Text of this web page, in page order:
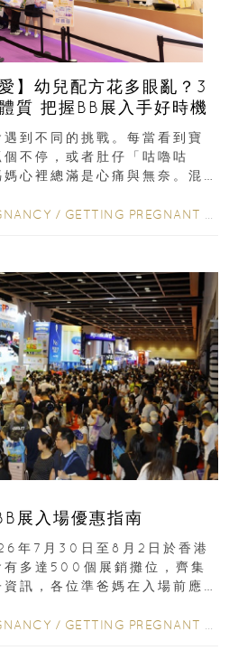
】幼兒配方花多眼亂？3
質 把握BB展入手好時機
到不同的挑戰。每當看到寶
不停，或者肚仔「咕嚕咕
心裡總滿是心痛與無奈。混
/ GETTING PREGNANT
展入場優惠指南
年7月30日至8月2日於香港
有多達500個展銷攤位，齊集
訊，各位準爸媽在入場前應
/ GETTING PREGNANT